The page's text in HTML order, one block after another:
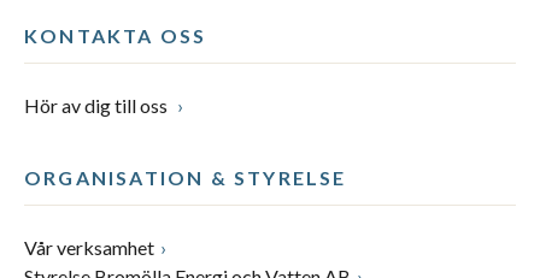
KONTAKTA OSS
Hör av dig till oss
ORGANISATION & STYRELSE
Vår verksamhet